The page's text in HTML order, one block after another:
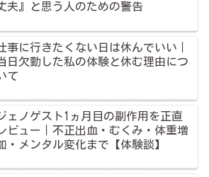
夫』と思う人のための警告
事に行きたくない日は休んでいい｜
日欠勤した私の体験と休む理由につ
て
ェノゲスト1ヵ月目の副作用を正直
レビュー｜不正出血・むくみ・体重増
・メンタル変化まで【体験談】